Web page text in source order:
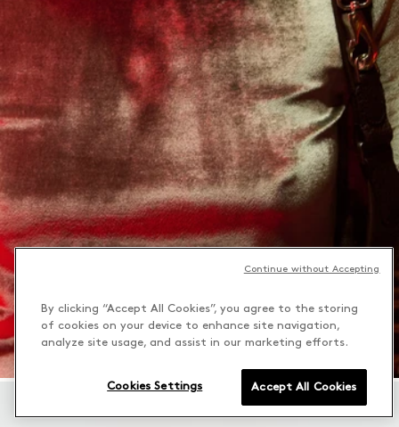
By clicking “Accept All Cookies”, you agree to the storing
of cookies on your device to enhance site navigation,
analyze site usage, and assist in our marketing efforts.
Accept All Cookies
Cookies Settings
Continue without Accepting